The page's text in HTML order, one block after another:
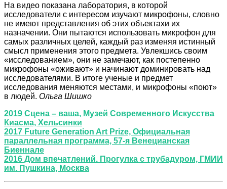
На видео показана лаборатория, в которой
исследователи с интересом изучают микрофоны, словно
не имеют представления об этих объектахи их
назначении. Они пытаются использовать микрофон для
самых различных целей, каждый раз изменяя истинный
смысл применения этого предмета. Увлекшись своим
«исследованием», они не замечают, как постепенно
микрофоны «оживают» и начинают доминировать над
исследователями. В итоге ученые и предмет
исследования меняются местами, и микрофоны «поют»
в людей. Ольга Шишко
2019 Сцена – ваша, Музей Современного Искусства
Киасма, Хельсинки
2017 Future Generation Art Prize, Официальная
параллельная программа, 57-я Венецианская
Биеннале
2016 Дом впечатлений. Прогулка с трубадуром, ГМИИ
им. Пушкина, Москва